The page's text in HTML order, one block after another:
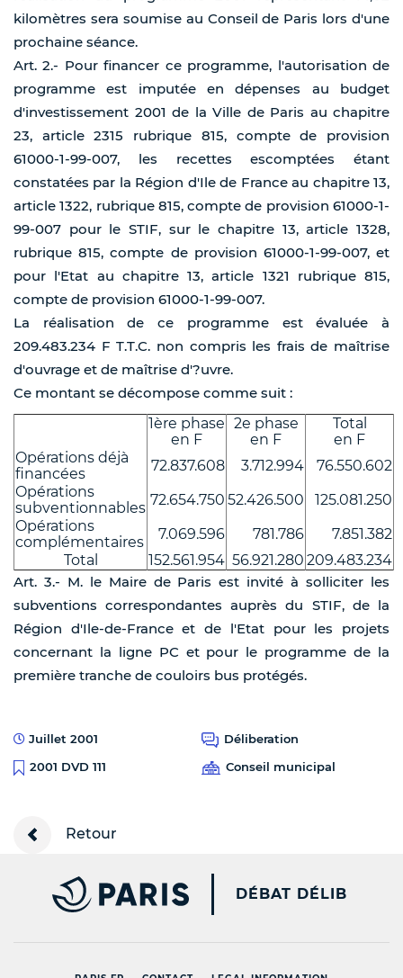
kilomètres sera soumise au Conseil de Paris lors d'une
prochaine séance.
Art. 2.- Pour financer ce programme, l'autorisation de
programme est imputée en dépenses au budget
d'investissement 2001 de la Ville de Paris au chapitre
23, article 2315 rubrique 815, compte de provision
61000-1-99-007, les recettes escomptées étant
constatées par la Région d'Ile de France au chapitre 13,
article 1322, rubrique 815, compte de provision 61000-1-
99-007 pour le STIF, sur le chapitre 13, article 1328,
rubrique 815, compte de provision 61000-1-99-007, et
pour l'Etat au chapitre 13, article 1321 rubrique 815,
compte de provision 61000-1-99-007.
La réalisation de ce programme est évaluée à
209.483.234 F T.T.C. non compris les frais de maîtrise
d'ouvrage et de maîtrise d'?uvre.
Ce montant se décompose comme suit :
1ère phase
en F
2e phase
en F
Total
en F
Opérations déjà
financées
72.837.608 3.712.994
76.550.602
Opérations
subventionnables 72.654.750 52.426.500
125.081.250
Opérations
complémentaires
7.069.596 781.786
7.851.382
Total
152.561.954 56.921.280 209.483.234
Art. 3.- M. le Maire de Paris est invité à solliciter les
subventions correspondantes auprès du STIF, de la
Région d'Ile-de-France et de l'Etat pour les projets
concernant la ligne PC et pour le programme de la
première tranche de couloirs bus protégés.
Juillet 2001
Déliberation
2001 DVD 111
Conseil municipal
Retour
PARIS.FR [NEW
DÉBAT DÉLIB